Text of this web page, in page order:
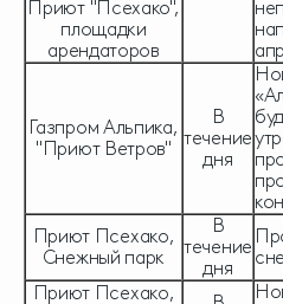
Приют "Псехако",
площадки
арендаторов
Газпром Альпика,
"Приют Ветров"
В
течение
дня
Приют Псехако,
Снежный парк
В
течение
дня
Приют Псехако,